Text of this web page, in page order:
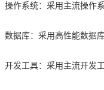
操作系统：采用主流操作
数据库：采用高性能数据
开发工具：采用主流开发